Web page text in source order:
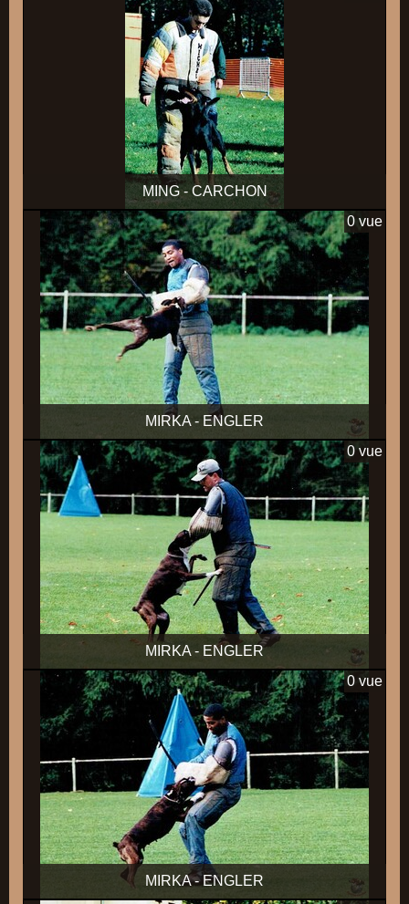
MING - CARCHON
MIRKA - ENGLER
0 vue
MIRKA - ENGLER
0 vue
MIRKA - ENGLER
0 vue